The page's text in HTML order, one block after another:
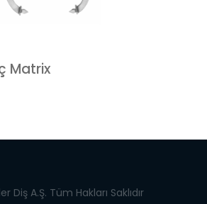
Matrix
Diş A.Ş. Tüm Hakları Saklıdır